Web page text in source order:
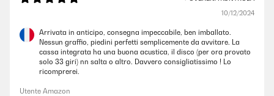
10/12/2024
Arrivata in anticipo, consegna impeccabile, ben imballato.
Nessun graffio, piedini perfetti semplicemente da avvitare. La
cassa integrata ha una buona acustica, il disco (per ora provato
solo 33 giri) nn salta o altro. Davvero consigliatissimo ! Lo
ricomprerei.
Utente Amazon